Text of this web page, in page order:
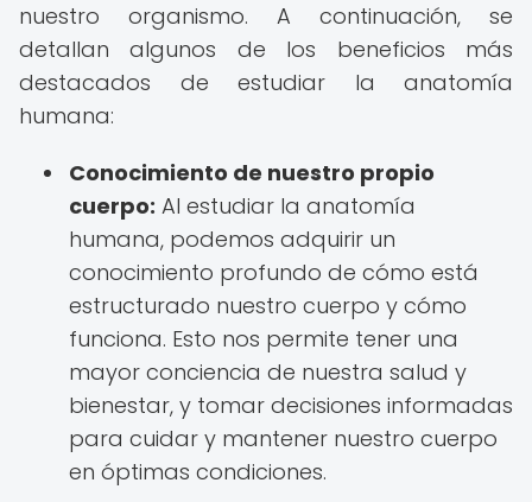
nuestro organismo. A continuación, se
detallan algunos de los beneficios más
destacados de estudiar la anatomía
humana:
Conocimiento de nuestro propio
cuerpo: Al estudiar la anatomía
humana, podemos adquirir un
conocimiento profundo de cómo está
estructurado nuestro cuerpo y cómo
funciona. Esto nos permite tener una
mayor conciencia de nuestra salud y
bienestar, y tomar decisiones informadas
para cuidar y mantener nuestro cuerpo
en óptimas condiciones.